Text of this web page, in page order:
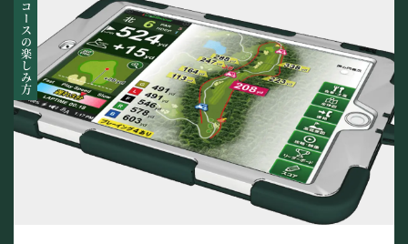
コースの楽しみ方